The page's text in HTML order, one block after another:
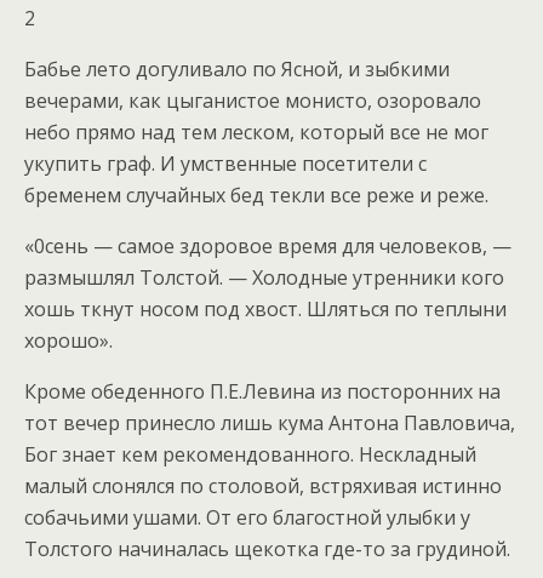
2
Бабье лето догуливало по Ясной, и зыбкими
вечерами, как цыганистое монисто, озоровало
небо прямо над тем леском, который все не мог
укупить граф. И умственные посетители с
бременем случайных бед текли все реже и реже.
«0сень — самое здоровое время для человеков, —
размышлял Толстой. — Холодные утренники кого
хошь ткнут носом под хвост. Шляться по теплыни
хорошо».
Кроме обеденного П.Е.Левина из посторонних на
тот вечер принесло лишь кума Антона Павловича,
Бог знает кем рекомендованного. Нескладный
малый слонялся по столовой, встряхивая истинно
собачьими ушами. От его благостной улыбки у
Толстого начиналась щекотка где-то за грудиной.